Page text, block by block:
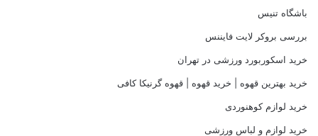
باشگاه تنیس
بررسی بروکر لایت فایننس
خرید اسکوربورد ورزشی در تهران
خرید بهترین قهوه | خرید قهوه | قهوه گرنیکا کافی
خرید لوازم کوهنوردی
خرید لوازم و لباس ورزشی